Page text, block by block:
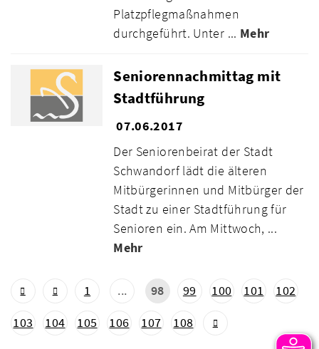
Platzpflegmaßnahmen
durchgeführt. Unter ... Mehr
Seniorennachmittag mit
Stadtführung
07.06.2017
Der Seniorenbeirat der Stadt
Schwandorf lädt die älteren
Mitbürgerinnen und Mitbürger der
Stadt zu einer Stadtführung für
Senioren ein. Am Mittwoch, ...
Mehr
1 ... 98 99 100 101
102
103
104 105 106 107 108